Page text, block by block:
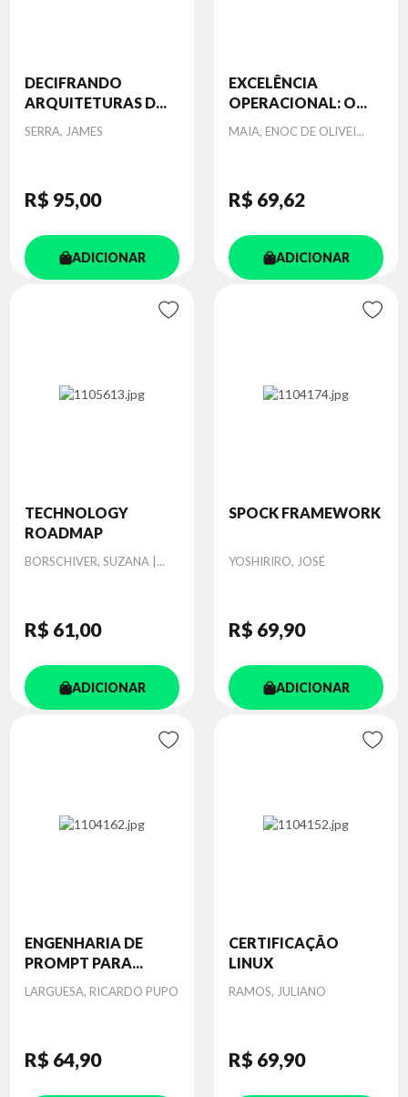
DECIFRANDO
ARQUITETURAS D...
Autor
SERRA, JAMES
R$ 95,00
ADICIONAR
EXCELÊNCIA
OPERACIONAL: O...
Autor
MAIA, ENOC DE OLIVEI...
R$ 69,62
ADICIONAR
TECHNOLOGY
ROADMAP
Autor
BORSCHIVER, SUZANA |...
R$ 61,00
ADICIONAR
SPOCK FRAMEWORK
Autor
YOSHIRIRO, JOSÉ
R$ 69,90
ADICIONAR
ENGENHARIA DE
PROMPT PARA...
Autor
LARGUESA, RICARDO PUPO
R$ 64,90
CERTIFICAÇÃO
LINUX
Autor
RAMOS, JULIANO
R$ 69,90